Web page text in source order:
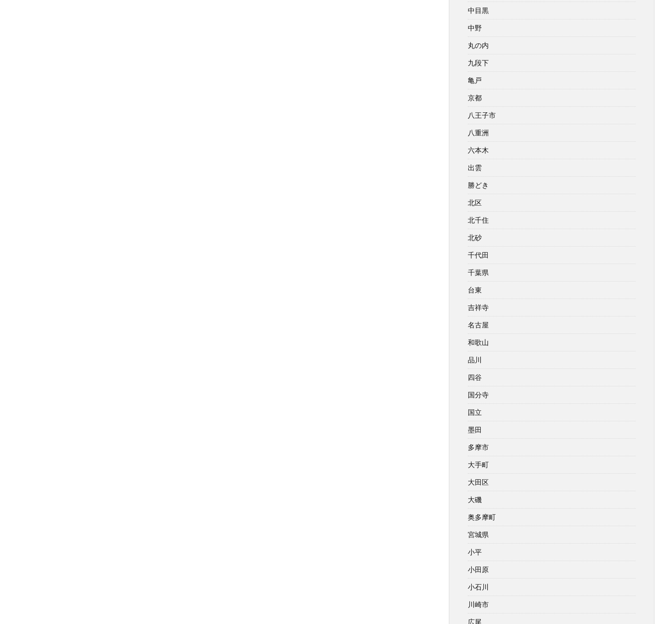
中目黒
中野
丸の内
九段下
亀戸
京都
八王子市
八重洲
六本木
出雲
勝どき
北区
北千住
北砂
千代田
千葉県
台東
吉祥寺
名古屋
和歌山
品川
四谷
国分寺
国立
墨田
多摩市
大手町
大田区
大磯
奥多摩町
宮城県
小平
小田原
小石川
川崎市
広尾